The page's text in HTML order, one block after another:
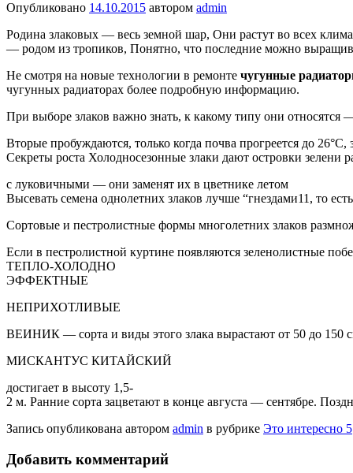
Опубликовано 14.10.2015 автором admin
Родина злаковых — весь земной шар, Они растут во всех
— родом из тропиков, Понятно, что последние можно
Не смотря на новые технологии в ремонте чугунные
чугунных радиаторах более подробную информацию.
При выборе злаков важно знать, к какому типу они относятся
Вторые пробуждаются, только когда почва прогреется до 26°С,
Секреты роста Холодносезонные злаки дают островки зелени
с луковичными — они заменят их в цветнике летом
Высевать семена однолетних злаков лучше “гнездами11, то
Сортовые и пестролистные формы многолетних злаков
Если в пестролистной куртине появляются зеленолистные
ТЕПЛО-ХОЛОДНО
ЭФФЕКТНЫЕ
НЕПРИХОТЛИВЫЕ
ВЕИНИК — сорта и виды этого злака вырастают от 50 до 150
МИСКАНТУС КИТАЙСКИЙ
достигает в высоту 1,5-
2 м. Ранние сорта зацветают в конце августа — сентябре.
Запись опубликована автором admin в рубрике Это интересно 5
Добавить комментарий